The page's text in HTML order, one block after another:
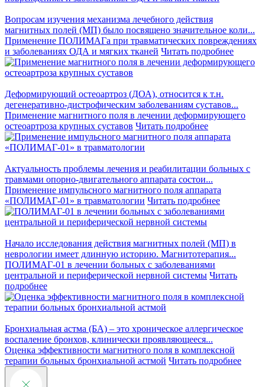
Вопросам изучения механизма лечебного действия
магнитных полей (МП) было посвящено значительное коли...
Применение ПОЛИМАГа при травматических повреждениях
и заболеваниях ОДА и мягких тканей Читать подробнее
Деформирующий остеоартроз (ДОА), относится к т.н.
дегенеративно-дистрофическим заболеваниям суставов...
Применение магнитного поля в лечении деформирующего
остеоартроза крупных суставов Читать подробнее
Актуальность проблемы лечения и реабилитации больных с
травмами опорно-двигательного аппарата состои...
Применение импульсного магнитного поля аппарата
«ПОЛИМАГ-01» в травматологии Читать подробнее
Начало исследования действия магнитных полей (МП) в
неврологии имеет длинную историю. Магнитотерапия...
ПОЛИМАГ-01 в лечении больных с заболеваниями
центральной и периферической нервной системы Читать
подробнее
Бронхиальная астма (БА) – это хроническое аллергическое
воспаление бронхов, клинически проявляющееся...
Оценка эффективности магнитного поля в комплексной
терапии больных бронхиальной астмой Читать подробнее